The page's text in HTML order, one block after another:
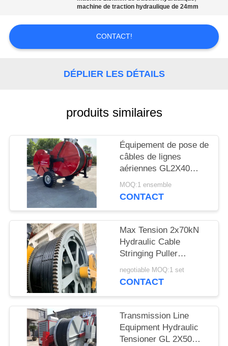
NOUVELLES
AFFAIRES
SITE
PRIVACY
POLICY
machine de traction hydraulique de 24mm
CONTACT!
DÉPLIER LES DÉTAILS
produits similaires
Équipement de pose de
câbles de lignes
aériennes GL2X40
Tendeur hydraulique
90KN pour le tirage et
MOQ:1 ensemble
CONTACT
Max Tension 2x70kN
Hydraulic Cable
Stringing Puller
Tensioner for Overhead
Line Transmission
negotiable MOQ:1 set
CONTACT
Transmission Line
Equipment Hydraulic
Tensioner GL 2X50